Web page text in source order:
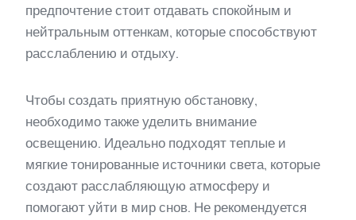
предпочтение стоит отдавать спокойным и
нейтральным оттенкам, которые способствуют
расслаблению и отдыху.
Чтобы создать приятную обстановку,
необходимо также уделить внимание
освещению. Идеально подходят теплые и
мягкие тонированные источники света, которые
создают расслабляющую атмосферу и
помогают уйти в мир снов. Не рекомендуется